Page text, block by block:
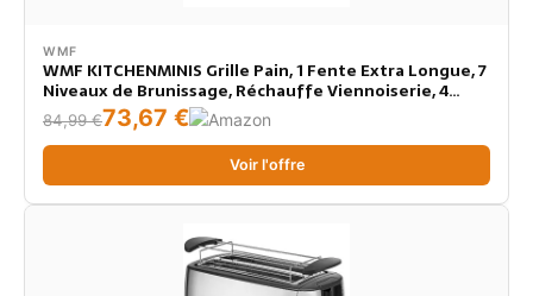
WMF
WMF KITCHENMINIS Grille Pain, 1 Fente Extra Longue, 7
Niveaux de Brunissage, Réchauffe Viennoiserie, 4
Fonctions, Inox Cromargan Haute Qualité, 900W,
0414120011
84,99 €73,67 €
Voir l'offre